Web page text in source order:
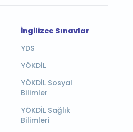
İngilizce Sınavlar
YDS
YÖKDİL
YÖKDİL Sosyal
Bilimler
YÖKDİL Sağlık
Bilimleri